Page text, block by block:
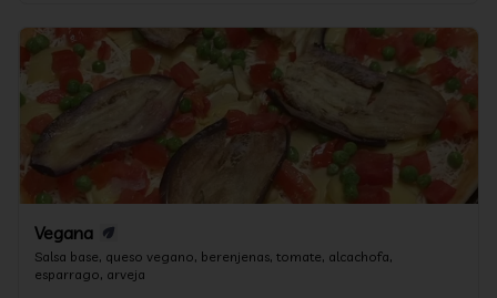
Vegana
Salsa base, queso vegano, berenjenas, tomate, alcachofa,
esparrago, arveja